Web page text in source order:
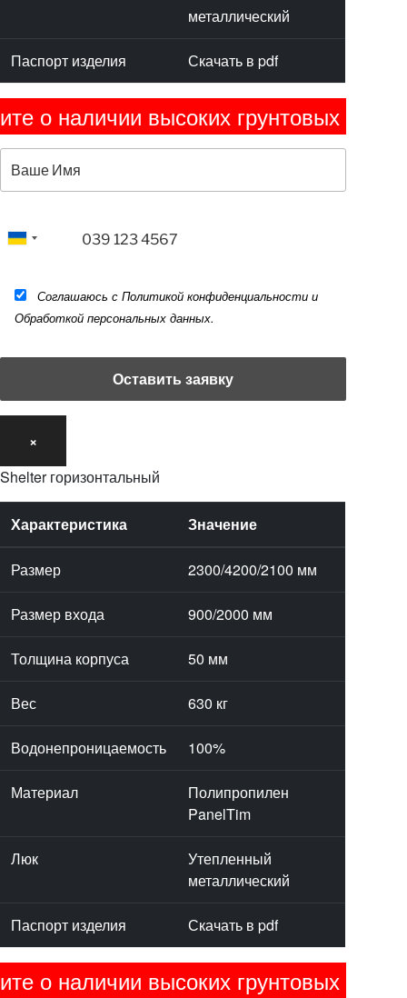
металлический
Паспорт изделия Скачать в pdf
высоких грунтовых вод. Это
Соглашаюсь с Политикой конфиденциальности и
Обработкой персональных данных.
×
Shelter горизонтальный
Характеристика Значение
Размер 2300/4200/2100 мм
Размер входа 900/2000 мм
Толщина корпуса 50 мм
Вес 630 кг
Водонепроницаемость 100%
Материал
Полипропилен
PanelTim
Люк
Утепленный
металлический
Паспорт изделия Скачать в pdf
высоких грунтовых вод. Это